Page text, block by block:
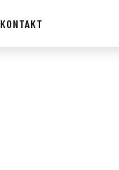
KONTAKT